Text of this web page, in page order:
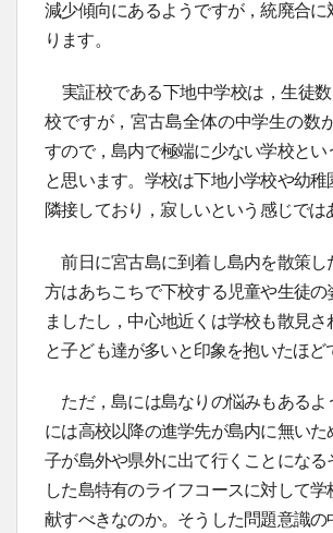
減少傾向にあるようですが，統廃合
ります。
実証校である下地中学校は，生徒
校ですが，宮古島全体の中学生の数
すので，島内で極端に少ない学校と
と思います。学校は下地小学校や幼
隣接しており，寂しいという感じでは
前日に宮古島に到着し島内を散策し
方はあちこちで下校する児童や生徒
ましたし，中心地近くは学校も散見
と子ども達が多いと印象を抱いたほど
ただ，島には島なりの悩みもあるよ
には高校以降の進学先が島内に無い
子が島外や県外に出て行くことになる
した島特有のライフコースに対して
献すべきなのか。そうした問題意識